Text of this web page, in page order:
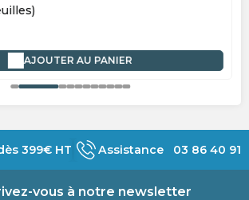
AJOUTER AU PANIER
399€ HT Assistance 03 86 40 91
vous à notre newsletter